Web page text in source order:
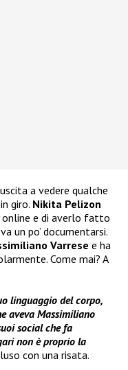
a vedere qualche
giro. Nikita Pelizon
online e di averlo fatto
un po’ documentarsi.
Varrese e ha
Come mai? A
linguaggio del corpo,
aveva Massimiliano
social che fa
non è proprio la
con una risata.